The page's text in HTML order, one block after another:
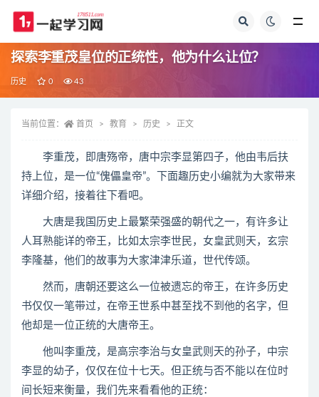
探索李重茂皇位的正统性，他为什么让位？
历史 0 43
当前位置： 首页 教育 历史 正文
李重茂，即唐殇帝，唐中宗李显第四子，他由韦后扶
持上位，是一位“傀儡皇帝”。下面趣历史小编就为大家带来
详细介绍，接着往下看吧。
大唐是我国历史上最繁荣强盛的朝代之一，有许多让
人耳熟能详的帝王，比如太宗李世民，女皇武则天，玄宗
李隆基，他们的故事为大家津津乐道，世代传颂。
然而，唐朝还要这么一位被遗忘的帝王，在许多历史
书仅仅一笔带过，在帝王世系中甚至找不到他的名字，但
他却是一位正统的大唐帝王。
他叫李重茂，是高宗李治与女皇武则天的孙子，中宗
李显的幼子，仅仅在位十七天。但正统与否不能以在位时
间长短来衡量，我们先来看看他的正统：